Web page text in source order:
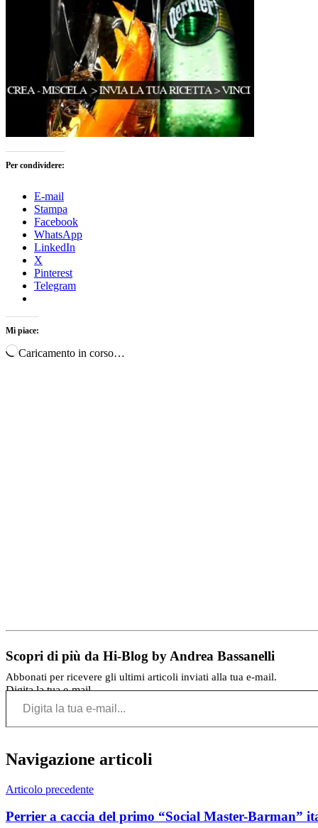
Per condividere:
E-mail
Stampa
Facebook
WhatsApp
LinkedIn
X
Pinterest
Telegram
Mi piace:
Caricamento in corso…
Scopri di più da Hi-Blog by Andrea Bassanelli
Abbonati per ricevere gli ultimi articoli inviati alla tua e-mail.
Digita la tua e-mail...
Navigazione articoli
Articolo precedente
Perrier a caccia del primo “Social Master-Barman”